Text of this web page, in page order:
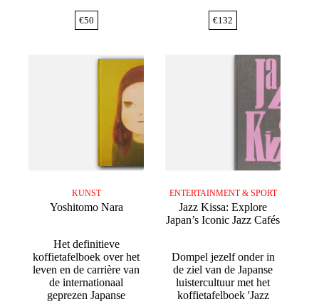
€50 €132
KUNST
Yoshitomo Nara
Het definitieve
koffietafelboek over het
leven en de carrière van
de internationaal
geprezen Japanse
ENTERTAINMENT & SPORT
Jazz Kissa: Explore
Japan’s Iconic Jazz Cafés
Dompel jezelf onder in
de ziel van de Japanse
luistercultuur met het
koffietafelboek 'Jazz